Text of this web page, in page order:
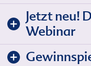
Jetzt neu!
Webinar